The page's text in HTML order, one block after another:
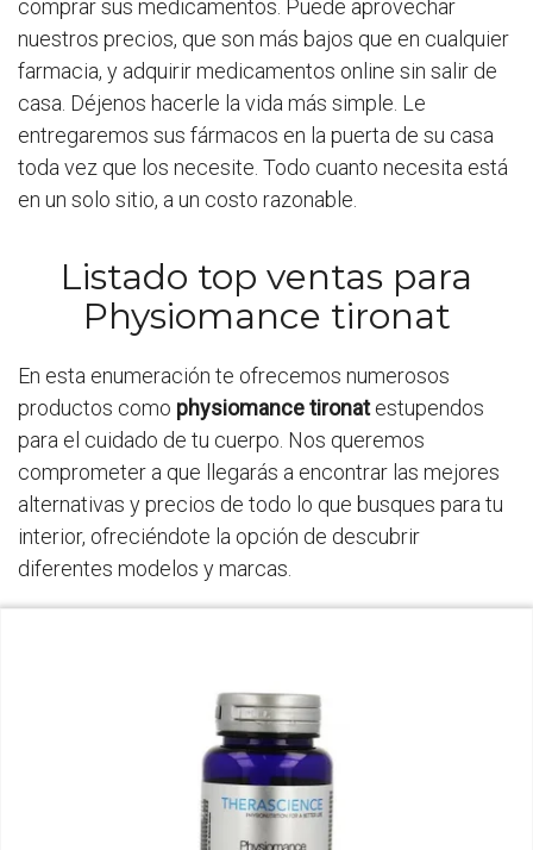
comprar sus medicamentos. Puede aprovechar
nuestros precios, que son más bajos que en cualquier
farmacia, y adquirir medicamentos online sin salir de
casa. Déjenos hacerle la vida más simple. Le
entregaremos sus fármacos en la puerta de su casa
toda vez que los necesite. Todo cuanto necesita está
en un solo sitio, a un costo razonable.
Listado top ventas para
Physiomance tironat
En esta enumeración te ofrecemos numerosos
productos como physiomance tironatestupendos
para el cuidado de tu cuerpo. Nos queremos
comprometer a que llegarás a encontrar las mejores
alternativas y precios de todo lo que busques para tu
interior, ofreciéndote la opción de descubrir
diferentes modelos y marcas.